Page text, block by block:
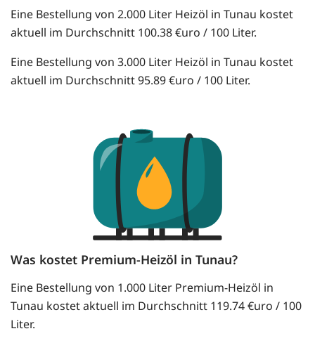
Eine Bestellung von 2.000 Liter Heizöl in Tunau kostet
aktuell im Durchschnitt 100.38 €uro / 100 Liter.
Eine Bestellung von 3.000 Liter Heizöl in Tunau kostet
aktuell im Durchschnitt 95.89 €uro / 100 Liter.
Was kostet Premium-Heizöl in Tunau?
Eine Bestellung von 1.000 Liter Premium-Heizöl in
Tunau kostet aktuell im Durchschnitt 119.74 €uro / 100
Liter.